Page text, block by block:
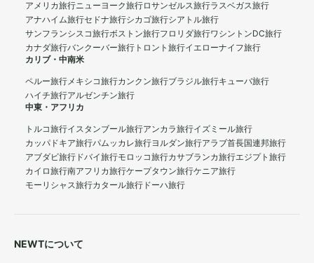
アメリカ旅行ニューヨーク旅行ロサンゼルス旅行ラスベガス旅行
アナハイム旅行セドナ旅行シカゴ旅行シアトル旅行
サンフランシスコ旅行ボストン旅行フロリダ旅行ワシントンDC旅行
カナダ旅行バンクーバー旅行 トロント旅行イエローナイフ旅行
カリブ・中南米
ペルー旅行メキシコ旅行カンクン旅行ブラジル旅行キューバ旅行
ハイチ旅行アルゼンチン旅行
中東・アフリカ
トルコ旅行イスタンブール旅行アンカラ旅行イズミール旅行
カッパドキア旅行パムッカレ旅行ヨルダン旅行アラブ首長国連邦旅行
アブダビ旅行 ドバイ旅行モロッコ旅行カサブランカ旅行エジプト旅行
カイロ旅行南アフリカ旅行ケープタウン旅行ケニア旅行
モーリシャス旅行カタール旅行 ドーハ旅行
NEWTについて